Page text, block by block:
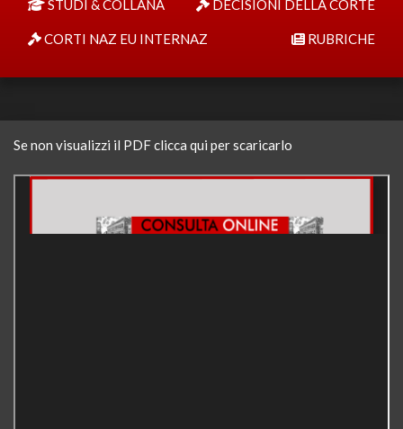
STUDI & COLLANA DECISIONI DELLA CORTE
CORTI NAZ EU INTERNAZ RUBRICHE
Se non visualizzi il PDF clicca qui per scaricarlo